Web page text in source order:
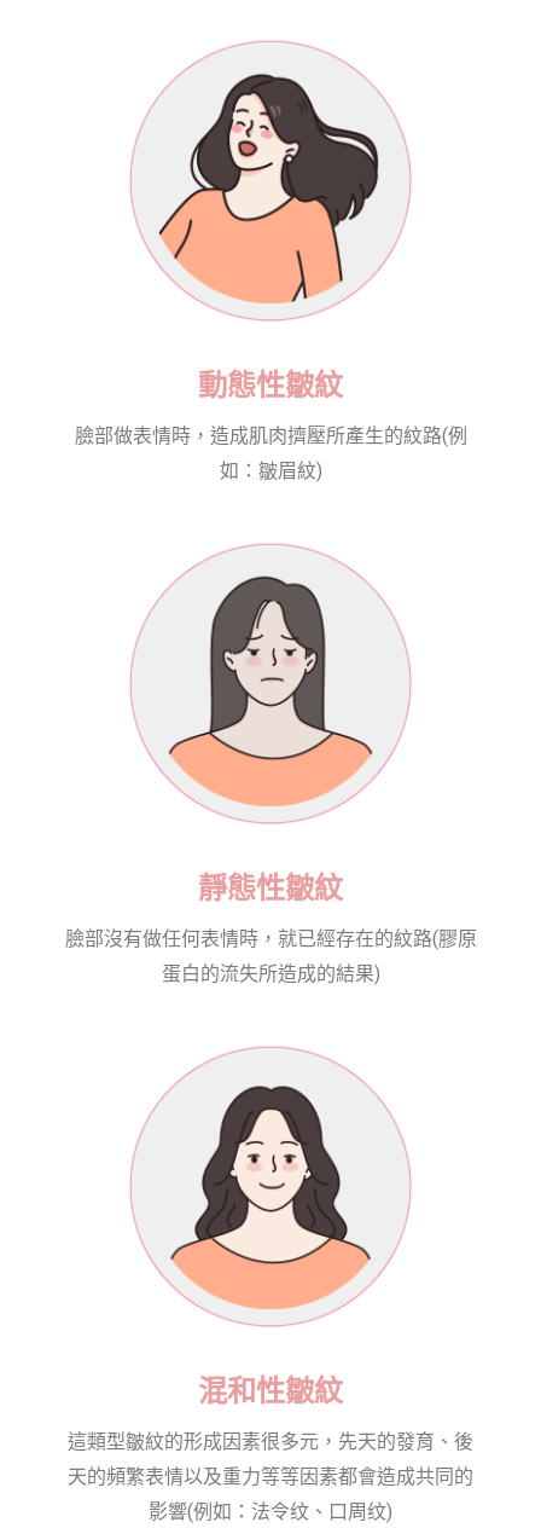
動態性皺紋
臉部做表情時，造成肌肉擠壓所產生的紋路(例
如：皺眉紋)
靜態性皺紋
臉部沒有做任何表情時，就已經存在的紋路(膠原
蛋白的流失所造成的結果)
混和性皺紋
這類型皺紋的形成因素很多元，先天的發育、後
天的頻繁表情以及重力等等因素都會造成共同的
影響(例如：法令纹、口周纹)